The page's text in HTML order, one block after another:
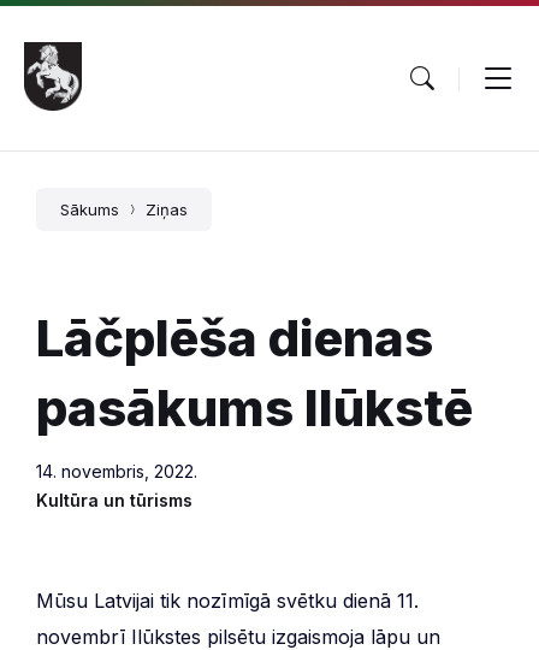
Pāriet
saturu
Skip
main
navigation
Skip
footer
Sākums Ziņas
Lāčplēša dienas
pasākums Ilūkstē
14. novembris, 2022.
Kultūra un tūrisms
Mūsu Latvijai tik nozīmīgā svētku dienā 11.
novembrī Ilūkstes pilsētu izgaismoja lāpu un